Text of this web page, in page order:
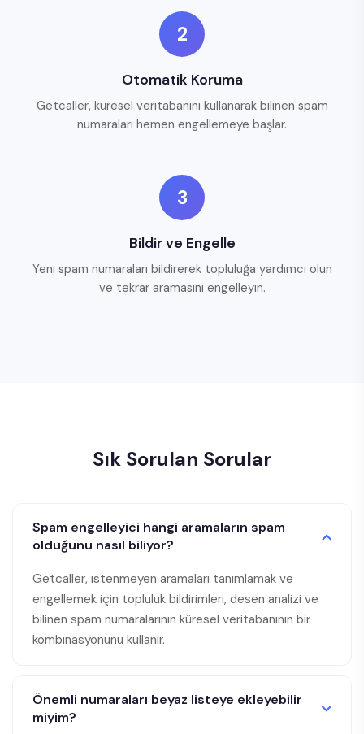
2
Otomatik Koruma
Getcaller, küresel veritabanını kullanarak bilinen spam
numaraları hemen engellemeye başlar.
3
Bildir ve Engelle
Yeni spam numaraları bildirerek topluluğa yardımcı olun
ve tekrar aramasını engelleyin.
Sık Sorulan Sorular
Spam engelleyici hangi aramaların spam
olduğunu nasıl biliyor?
Getcaller, istenmeyen aramaları tanımlamak ve
engellemek için topluluk bildirimleri, desen analizi ve
bilinen spam numaralarının küresel veritabanının bir
kombinasyonunu kullanır.
Önemli numaraları beyaz listeye ekleyebilir
miyim?